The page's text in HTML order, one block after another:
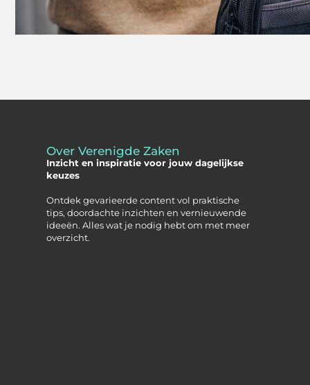
Over Verenigde Zaken
Inzicht en inspiratie voor jouw dagelijkse
keuzes
Ontdek gevarieerde content vol praktische
tips, doordachte inzichten en vernieuwende
ideeën. Alles wat je nodig hebt om met meer
overzicht.